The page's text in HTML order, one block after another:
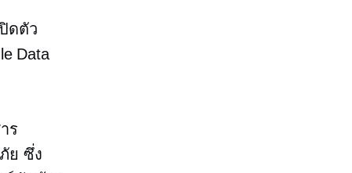
ดตัว
Data
ร
ย ซึ่ง